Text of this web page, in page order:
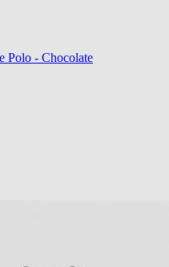
Polo - Chocolate